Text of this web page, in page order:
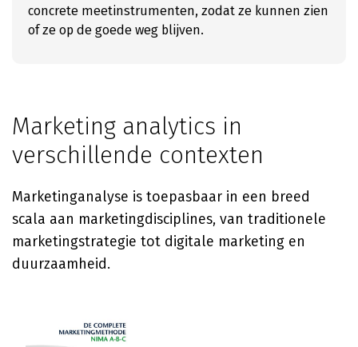
concrete meetinstrumenten, zodat ze kunnen zien
of ze op de goede weg blijven.
Marketing analytics in
verschillende contexten
Marketinganalyse is toepasbaar in een breed
scala aan marketingdisciplines, van traditionele
marketingstrategie tot digitale marketing en
duurzaamheid.